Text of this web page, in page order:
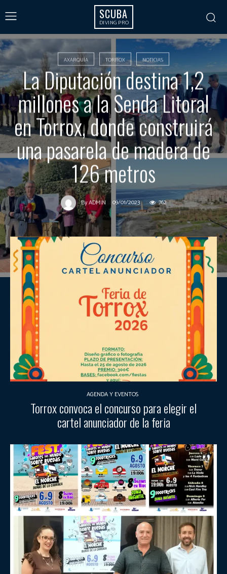
SCUBA
DIVING PRO
AXARQUÍA TORROX NOTICIAS
La Diputación destina 1,2
millones a la Senda Litoral
en Torrox, donde construirá
una pasarela de madera de
126 metros
ByADMIN 09/01/2023 762
AGENDA Y EVENTOS
Torrox convoca el concurso para elegir el
cartel anunciador de la feria